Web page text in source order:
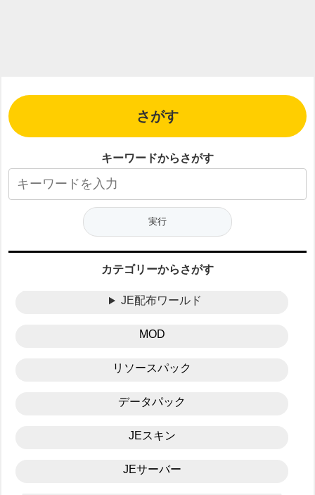
さがす
キーワードからさがす
カテゴリーからさがす
JE配布ワールド
MOD
リソースパック
データパック
JEスキン
JEサーバー